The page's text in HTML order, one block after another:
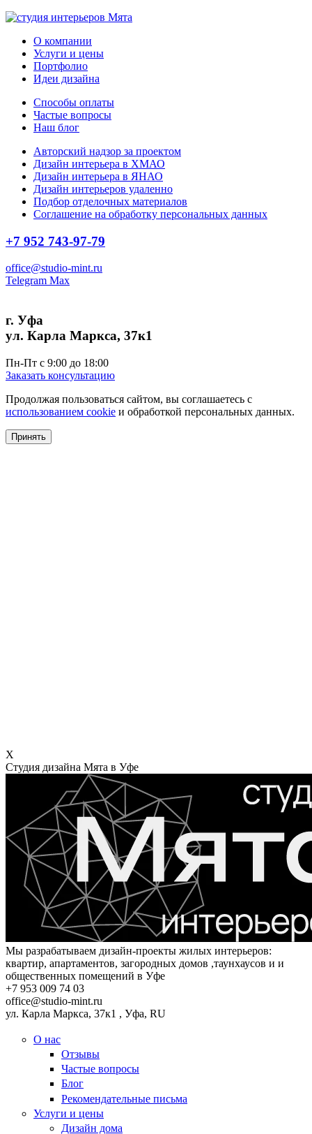
О компании
Услуги и цены
Портфолио
Идеи дизайна
Способы оплаты
Частые вопросы
Наш блог
Авторский надзор за проектом
Дизайн интерьера в ХМАО
Дизайн интерьера в ЯНАО
Дизайн интерьеров удаленно
Подбор отделочных материалов
Соглашение на обработку персональных данных
+7 952 743-97-79
office@studio-mint.ru
Telegram Max
г. Уфа
ул. Карла Маркса, 37к1
Пн-Пт с 9:00 до 18:00
Заказать консультацию
Продолжая пользоваться сайтом, вы соглашаетесь с
использованием cookie и обработкой персональных данных.
Принять
X
Студия дизайна Мята в Уфе
Мы разрабатываем дизайн-проекты жилых интерьеров:
квартир, апартаментов, загородных домов ,таунхаусов и и
общественных помещений в Уфе
+7 953 009 74 03
office@studio-mint.ru
ул. Карла Маркса, 37к1 , Уфа, RU
О нас
Отзывы
Частые вопросы
Блог
Рекомендательные письма
Услуги и цены
Дизайн дома